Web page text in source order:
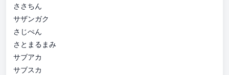
ささちん
サザンガク
さじぺん
さとまるまみ
サブアカ
サブスカ